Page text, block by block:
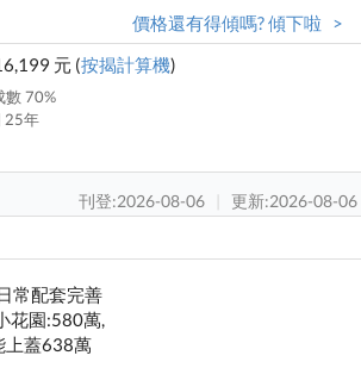
價格還有得傾嗎? 傾下啦 >
元 (按揭計算機)
數 70%
25年
刊登:2026-08-06 | 更新:2026-08-06
常配套完善
花園:580萬,
上蓋638萬